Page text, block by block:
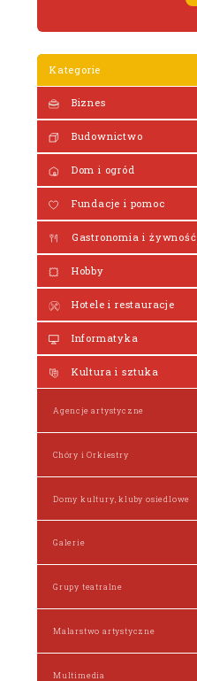
Kategorie
Biznes
Budownictwo
Dom i ogród
Fundacje i pomoc
Gastronomia i żywność
Hobby
Hotele i restauracje
Informatyka
Kultura i sztuka
Agencje artystyczne
Chóry i Orkiestry
Domy kultury, kluby osiedlowe
Galerie
Grupy teatralne
Malarstwo artystyczne
Multimedia